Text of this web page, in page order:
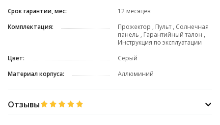
Срок гарантии, мес:
12 месяцев
Комплектация:
Прожектор , Пульт , Солнечная
панель , Гарантийный талон ,
Инструкция по эксплуатации
Цвет:
Серый
Материал корпуса:
Аллюминий
Отзывы